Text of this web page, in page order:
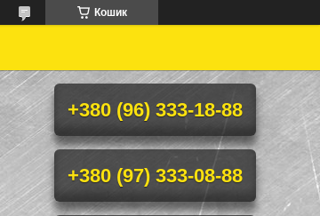
Кошик
+380 (96) 333-18-88
+380 (97) 333-08-88